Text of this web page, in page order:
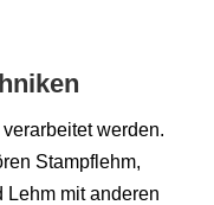
werden.
Stampflehm,
Lehm mit anderen